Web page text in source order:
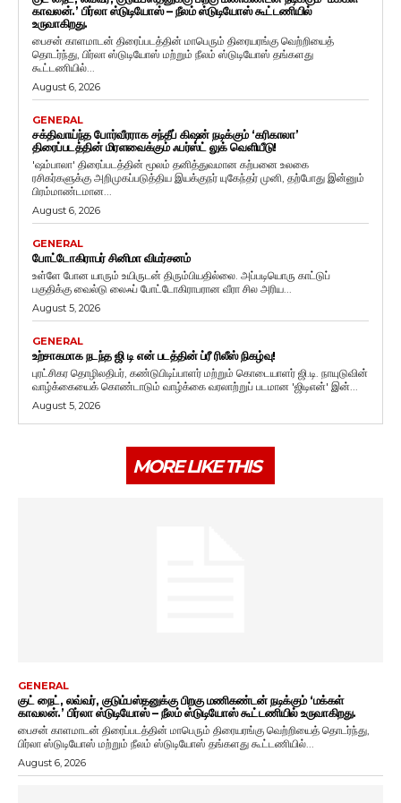
காவலன்.’ பிர்லா ஸ்டுடியோஸ் – நீலம் ஸ்டுடியோஸ் கூட்டணியில்
உருவாகிறது.
பைசன் காளமாடன் திரைப்படத்தின் மாபெரும் திரையரங்கு வெற்றியைத்
தொடர்ந்து, பிர்லா ஸ்டுடியோஸ் மற்றும் நீலம் ஸ்டுடியோஸ் தங்களது
கூட்டணியில்...
August 6, 2026
GENERAL
சக்திவாய்ந்த போர்வீரராக சந்தீப் கிஷன் நடிக்கும் ‘கரிகாலா’
திரைப்படத்தின் மிரளவைக்கும் ஃபர்ஸ்ட் லுக் வெளியீடு!
'ஷம்பாலா' திரைப்படத்தின் மூலம் தனித்துவமான கற்பனை உலகை
ரசிகர்களுக்கு அறிமுகப்படுத்திய இயக்குநர் யுகேந்தர் முனி, தற்போது இன்னும்
பிரம்மாண்டமான...
August 6, 2026
GENERAL
போட்டோகிராபர் சினிமா விமர்சனம்
உள்ளே போன யாரும் உயிருடன் திரும்பியதில்லை. அப்படியொரு காட்டுப்
பகுதிக்கு வைல்டு லைஃப் போட்டோகிராபரான வீரா சில அரிய...
August 5, 2026
GENERAL
உற்சாகமாக நடந்த ஜி டி என் படத்தின் ப்ரீ ரிலீஸ் நிகழ்வு!
புரட்சிகர தொழிலதிபர், கண்டுபிடிப்பாளர் மற்றும் கொடையாளர் ஜி.டி. நாயுடுவின்
வாழ்க்கையைக் கொண்டாடும் வாழ்க்கை வரலாற்றுப் படமான 'ஜிடிஎன்' இன்...
August 5, 2026
MORE LIKE THIS
GENERAL
குட் நைட், லவ்வர், குடும்பஸ்தனுக்கு பிறகு மணிகண்டன் நடிக்கும் ‘மக்கள்
காவலன்.’ பிர்லா ஸ்டுடியோஸ் – நீலம் ஸ்டுடியோஸ் கூட்டணியில் உருவாகிறது.
பைசன் காளமாடன் திரைப்படத்தின் மாபெரும் திரையரங்கு வெற்றியைத் தொடர்ந்து,
பிர்லா ஸ்டுடியோஸ் மற்றும் நீலம் ஸ்டுடியோஸ் தங்களது கூட்டணியில்...
August 6, 2026